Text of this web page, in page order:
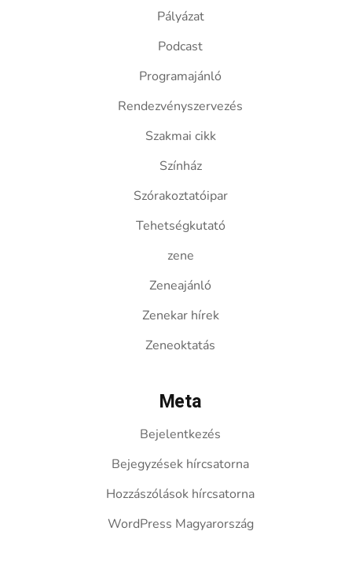
Pályázat
Podcast
Programajánló
Rendezvényszervezés
Szakmai cikk
Színház
Szórakoztatóipar
Tehetségkutató
zene
Zeneajánló
Zenekar hírek
Zeneoktatás
Meta
Bejelentkezés
Bejegyzések hírcsatorna
Hozzászólások hírcsatorna
WordPress Magyarország